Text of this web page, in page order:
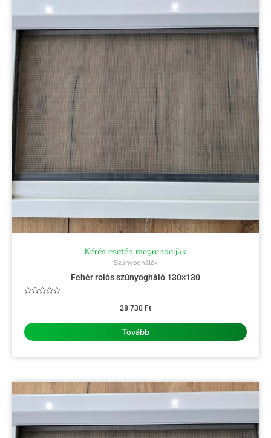
Kérés esetén megrendeljük
Szúnyoghálók
Fehér rolós szúnyogháló 130×130
28 730 Ft
Tovább